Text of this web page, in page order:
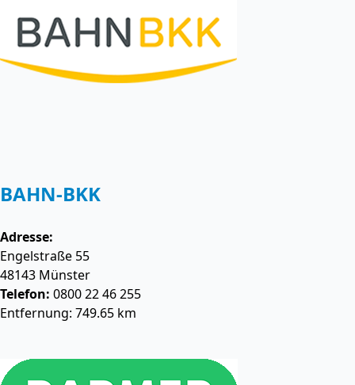
BAHN-BKK
Adresse:
Engelstraße 55
48143 Münster
Telefon: 0800 22 46 255
Entfernung: 749.65 km